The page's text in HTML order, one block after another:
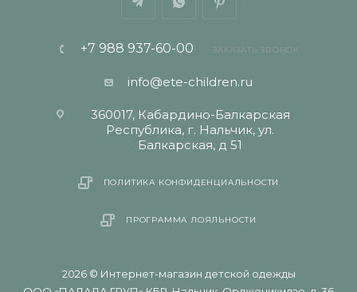
+7 988 937-60-00 ЗАКАЗАТЬ ЗВОНОК
info@ete-children.ru
360017, Кабардино-Балкарская
Республика, г. Нальчик, ул.
Балкарская, д 51
ПОЛИТИКА КОНФИДЕНЦИАЛЬНОСТИ
ПРОГРАММА ЛОЯЛЬНОСТИ
2026 © Интернет-магазин детской одежды